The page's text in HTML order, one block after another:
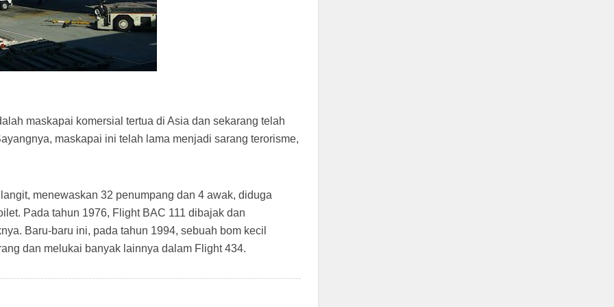
maskapai komersial tertua di Asia dan sekarang telah
maskapai ini telah lama menjadi sarang terorisme,
menewaskan 32 penumpang dan 4 awak, diduga
Pada tahun 1976, Flight BAC 111 dibajak dan
Baru-baru ini, pada tahun 1994, sebuah bom kecil
dan melukai banyak lainnya dalam Flight 434.